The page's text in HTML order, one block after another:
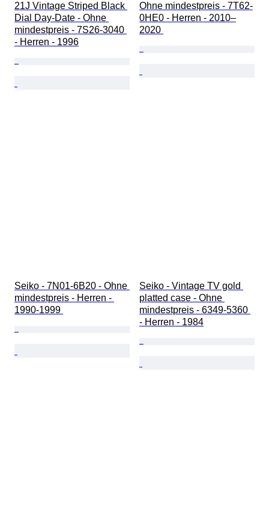
21J Vintage Striped Black
Dial Day-Date - Ohne
mindestpreis - 7S26-3040
- Herren - 1996
Ohne mindestpreis - 7T62-
0HE0 - Herren - 2010–
2020
Seiko - 7N01-6B20 - Ohne
mindestpreis - Herren -
1990-1999
Seiko - Vintage TV gold
platted case - Ohne
mindestpreis - 6349-5360
- Herren - 1984